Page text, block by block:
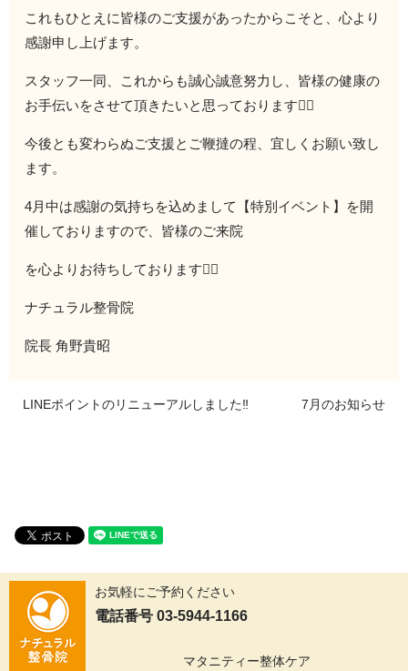
これもひとえに皆様のご支援があったからこそと、心より
感謝申し上げます。
スタッフ一同、これからも誠心誠意努力し、皆様の健康の
お手伝いをさせて頂きたいと思っております🙇‍♀️
今後とも変わらぬご支援とご鞭撻の程、宜しくお願い致し
ます。
4月中は感謝の気持ちを込めまして【特別イベント】を開
催しておりますので、皆様のご来院
を心よりお待ちしております🙇‍♂️
ナチュラル整骨院
院長 角野貴昭
LINEポイントのリニューアルしました‼️ 7月のお知らせ
お気軽にご予約ください
電話番号 03-5944-1166
マタニティー整体ケア